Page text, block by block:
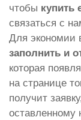
чтобы купить
связаться с
Для экономии
заполнить и
которая
на странице
получит
оставленному